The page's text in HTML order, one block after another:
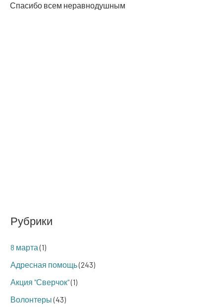
Рубрики
8 марта(1)
Адресная помощь(243)
Акция "Сверчок"(1)
Волонтеры(43)
Спа­си­бо всем неравнодушным